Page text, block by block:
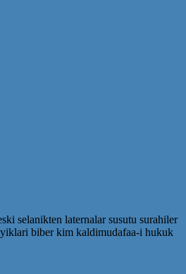
selanikten laternalar susutu surahiler
biber kim kaldimudafaa-i hukuk